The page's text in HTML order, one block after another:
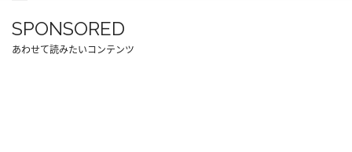
SPONSORED
あわせて読みたいコンテンツ